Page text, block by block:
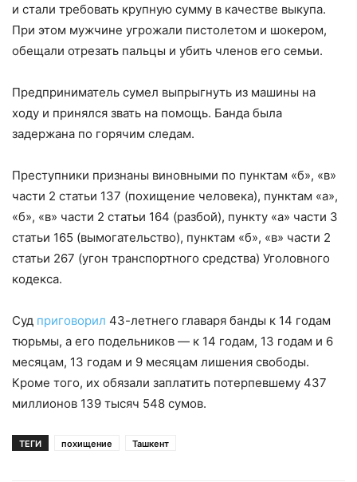
и стали требовать крупную сумму в качестве выкупа.
При этом мужчине угрожали пистолетом и шокером,
обещали отрезать пальцы и убить членов его семьи.
Предприниматель сумел выпрыгнуть из машины на
ходу и принялся звать на помощь. Банда была
задержана по горячим следам.
Преступники признаны виновными по пунктам «б», «в»
части 2 статьи 137 (похищение человека), пунктам «а»,
«б», «в» части 2 статьи 164 (разбой), пункту «а» части 3
статьи 165 (вымогательство), пунктам «б», «в» части 2
статьи 267 (угон транспортного средства) Уголовного
кодекса.
Суд приговорил 43-летнего главаря банды к 14 годам
тюрьмы, а его подельников — к 14 годам, 13 годам и 6
месяцам, 13 годам и 9 месяцам лишения свободы.
Кроме того, их обязали заплатить потерпевшему 437
миллионов 139 тысяч 548 сумов.
ТЕГИ похищение Ташкент